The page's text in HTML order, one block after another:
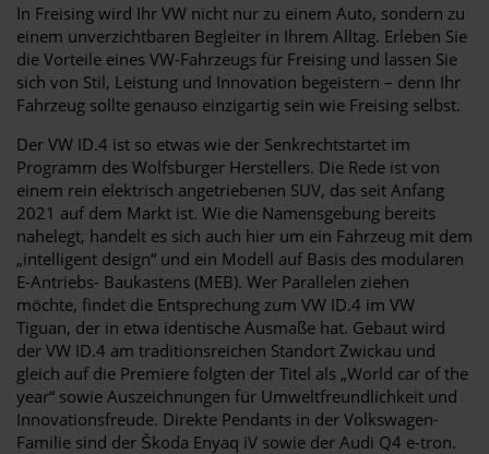
In Freising wird Ihr VW nicht nur zu einem Auto, sondern zu
einem unverzichtbaren Begleiter in Ihrem Alltag. Erleben Sie
die Vorteile eines VW-Fahrzeugs für Freising und lassen Sie
sich von Stil, Leistung und Innovation begeistern – denn Ihr
Fahrzeug sollte genauso einzigartig sein wie Freising selbst.
Der VW ID.4 ist so etwas wie der Senkrechtstartet im
Programm des Wolfsburger Herstellers. Die Rede ist von
einem rein elektrisch angetriebenen SUV, das seit Anfang
2021 auf dem Markt ist. Wie die Namensgebung bereits
nahelegt, handelt es sich auch hier um ein Fahrzeug mit dem
„intelligent design“ und ein Modell auf Basis des modularen
E-Antriebs- Baukastens (MEB). Wer Parallelen ziehen
möchte, findet die Entsprechung zum VW ID.4 im VW
Tiguan, der in etwa identische Ausmaße hat. Gebaut wird
der VW ID.4 am traditionsreichen Standort Zwickau und
gleich auf die Premiere folgten der Titel als „World car of the
year“ sowie Auszeichnungen für Umweltfreundlichkeit und
Innovationsfreude. Direkte Pendants in der Volkswagen-
Familie sind der Škoda Enyaq iV sowie der Audi Q4 e-tron.